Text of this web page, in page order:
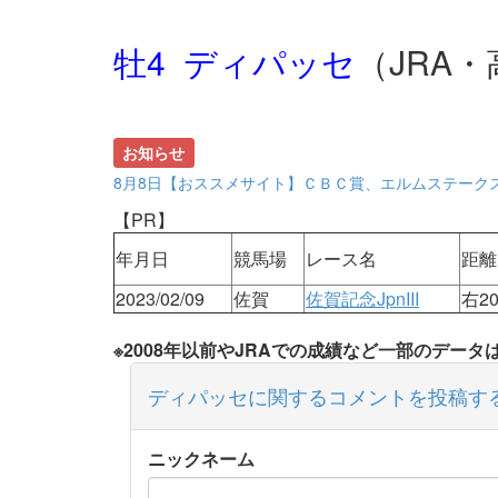
牡4 ディパッセ （JRA
お知らせ
8月8日【おススメサイト】ＣＢＣ賞、エルムステー
【PR】
年月日
競馬場 レース名
距離
2023/02/09
佐賀 佐賀記念JpnIII
右
※2008年以前やJRAでの成績など一部のデータ
ディパッセに関するコメントを投稿す
ニックネーム